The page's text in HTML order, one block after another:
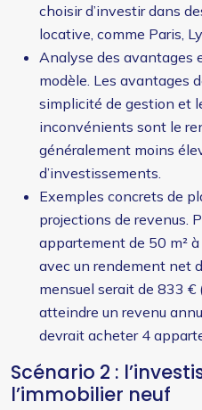
choisir d’investir dans
locative, comme Paris,
Analyse des avantages
modèle. Les avantages
simplicité de gestion et
inconvénients sont le
généralement moins
d’investissements.
Exemples concrets de
projections de revenus.
appartement de 50 m²
avec un rendement net
mensuel serait de 833
atteindre un revenu
devrait acheter 4
Scénario 2 :
l’immobilier neuf